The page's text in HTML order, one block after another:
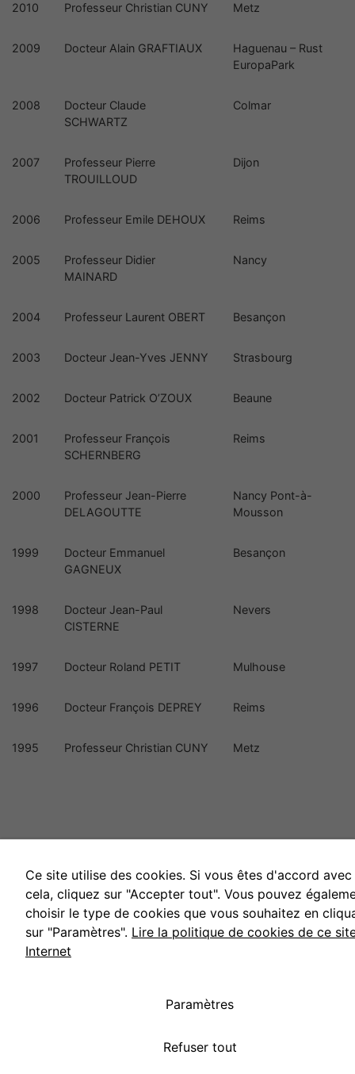
2010 Professeur Christian CUNY Metz
2009 Docteur Alain GRAFTIAUX
Haguenau – Rust
EuropaPark
2008
Docteur Claude
SCHWARTZ
Colmar
2007
Professeur Pierre
TROUILLOUD
Dijon
2006 Professeur Emile DEHOUX Reims
2005
Professeur Didier
MAINARD
Nancy
2004 Professeur Laurent OBERT Besançon
2003 Docteur Jean-Yves JENNY Strasbourg
2002 Docteur Patrick O’ZOUX Beaune
2001
Professeur François
SCHERNBERG
Reims
2000
Professeur Jean-Pierre
DELAGOUTTE
Nancy Pont-à-
Mousson
1999
Docteur Emmanuel
GAGNEUX
Besançon
1998
Docteur Jean-Paul
CISTERNE
Nevers
1997 Docteur Roland PETIT Mulhouse
1996 Docteur François DEPREY Reims
1995 Professeur Christian CUNY Metz
Ce site utilise des cookies. Si vous êtes d'accord avec
cela, cliquez sur "Accepter tout". Vous pouvez
choisir le type de cookies que vous souhaitez en
sur "Paramètres". Lire la politique de cookies de ce
Internet
Paramètres
Refuser tout
Nécessaires
Ces cookies ne
facultatifs. Ils
fonctionnement
Afin que nous
améliorer la
fonctionnalité
structure du
site Web, en
Web est